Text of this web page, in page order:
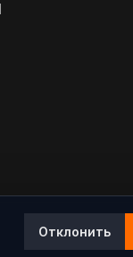
Отклонить